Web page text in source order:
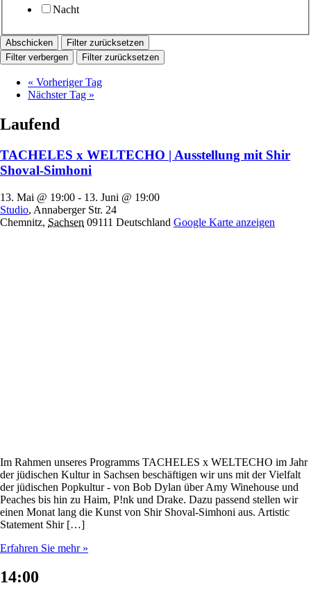
Nacht
Filter zurücksetzen
Filter verbergen
Filter zurücksetzen
« Vorheriger Tag
Nächster Tag »
Laufend
TACHELES x WELTECHO | Ausstellung mit Shir
Shoval-Simhoni
13. Mai @ 19:00 - 13. Juni @ 19:00
Studio, Annaberger Str. 24
Chemnitz, Sachsen 09111 Deutschland Google Karte anzeigen
Im Rahmen unseres Programms TACHELES x WELTECHO im Jahr
der jüdischen Kultur in Sachsen beschäftigen wir uns mit der Vielfalt
der jüdischen Popkultur - von Bob Dylan über Amy Winehouse und
Peaches bis hin zu Haim, P!nk und Drake. Dazu passend stellen wir
einen Monat lang die Kunst von Shir Shoval-Simhoni aus. Artistic
Statement Shir […]
Erfahren Sie mehr »
14:00